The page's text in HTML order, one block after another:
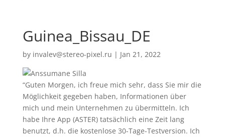
Guinea_Bissau_DE
by invalev@stereo-pixel.ru | Jan 21, 2022
“Guten Morgen, ich freue mich sehr, dass Sie mir die
Möglichkeit gegeben haben, Informationen über
mich und mein Unternehmen zu übermitteln. Ich
habe Ihre App (ASTER) tatsächlich eine Zeit lang
benutzt, d.h. die kostenlose 30-Tage-Testversion. Ich